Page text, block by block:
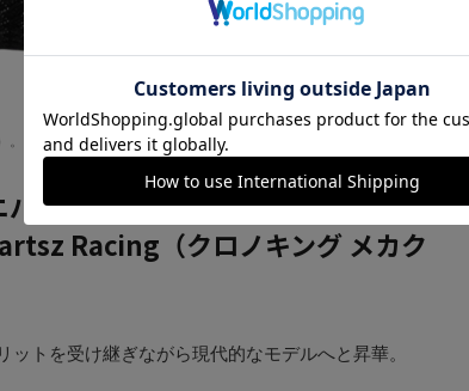
10気圧防水。クォーツ（Cal.SEIKO VK63）。11万1000円
ダ・グレンヒェン）
Racing（クロノキング メカク
トを受け継ぎながら現代的なモデルへと昇華。